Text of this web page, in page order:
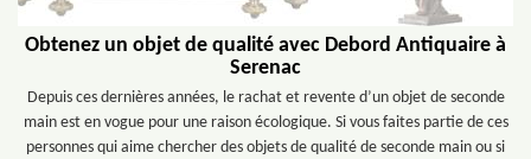
Obtenez un objet de qualité avec Debord Antiquaire à
Serenac
Depuis ces dernières années, le rachat et revente d’un objet de seconde
main est en vogue pour une raison écologique. Si vous faites partie de ces
personnes qui aime chercher des objets de qualité de seconde main ou si